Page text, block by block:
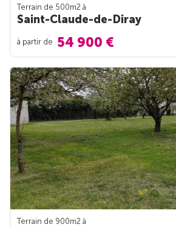
Terrain de 500m2 à
Saint-Claude-de-Diray
à partir de 54 900 €
Terrain de 900m2 à